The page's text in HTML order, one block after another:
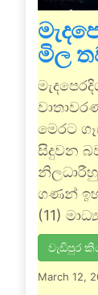
මිල
මෙරට
සිදුවන
ගණන්
(11)
වැඩිපුර
March 12,